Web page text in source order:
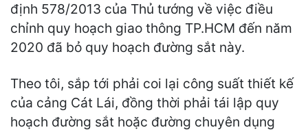
định 578/2013 của Thủ tướng về việc điều
chỉnh quy hoạch giao thông TP.HCM đến năm
2020 đã bỏ quy hoạch đường sắt này.
Theo tôi, sắp tới phải coi lại công suất thiết kế
của cảng Cát Lái, đồng thời phải tái lập quy
hoạch đường sắt hoặc đường chuyên dụng